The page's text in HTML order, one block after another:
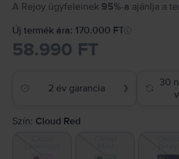
A Rejoy ügyfeleinek 95%-a ajánlja a
Új termék ára: 170.000 FT
58.990 FT
2 év garancia ❯
30
Szín: Cloud Red